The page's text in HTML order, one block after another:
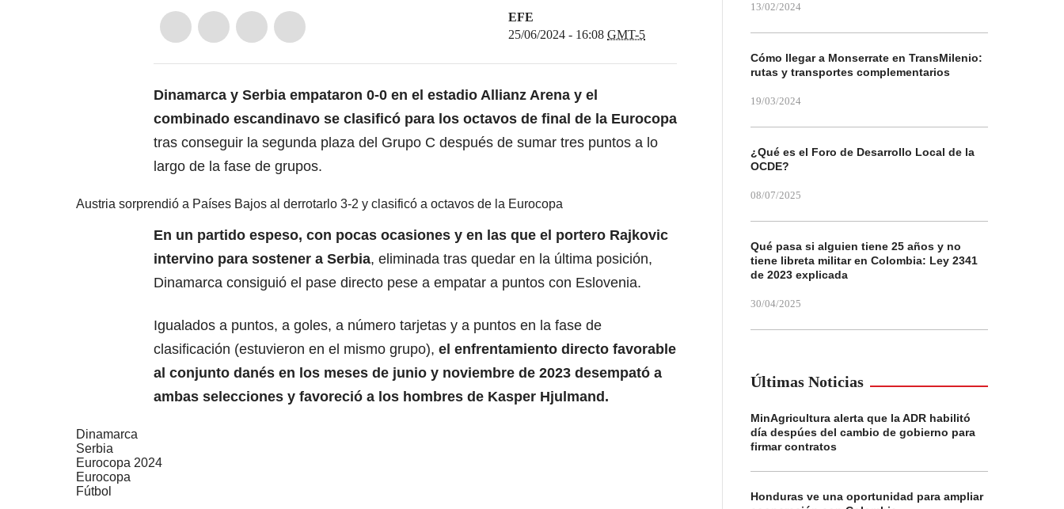
EFE
25/06/2024 - 16:08 GMT-5
Dinamarca y Serbia empataron 0-0 en el estadio Allianz Arena y el
combinado escandinavo se clasificó para los octavos de final de la Eurocopa
tras conseguir la segunda plaza del Grupo C después de sumar tres puntos a lo
largo de la fase de grupos.
Austria sorprendió a Países Bajos al derrotarlo 3-2 y clasificó a octavos de la Eurocopa
En un partido espeso, con pocas ocasiones y en las que el portero Rajkovic
intervino para sostener a Serbia, eliminada tras quedar en la última posición,
Dinamarca consiguió el pase directo pese a empatar a puntos con Eslovenia.
Igualados a puntos, a goles, a número tarjetas y a puntos en la fase de
clasificación (estuvieron en el mismo grupo), el enfrentamiento directo favorable
al conjunto danés en los meses de junio y noviembre de 2023 desempató a
ambas selecciones y favoreció a los hombres de Kasper Hjulmand.
Dinamarca
Serbia
Eurocopa 2024
Eurocopa
Fútbol
13/02/2024
Cómo llegar a Monserrate en TransMilenio:
rutas y transportes complementarios
19/03/2024
¿Qué es el Foro de Desarrollo Local de la
OCDE?
08/07/2025
Qué pasa si alguien tiene 25 años y no
tiene libreta militar en Colombia: Ley 2341
de 2023 explicada
30/04/2025
Últimas Noticias
MinAgricultura alerta que la ADR habilitó
día despúes del cambio de gobierno para
firmar contratos
Honduras ve una oportunidad para ampliar